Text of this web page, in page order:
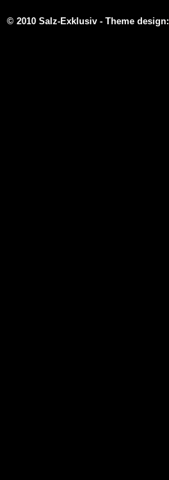
© 2010 Salz-Exklusiv - Theme design: